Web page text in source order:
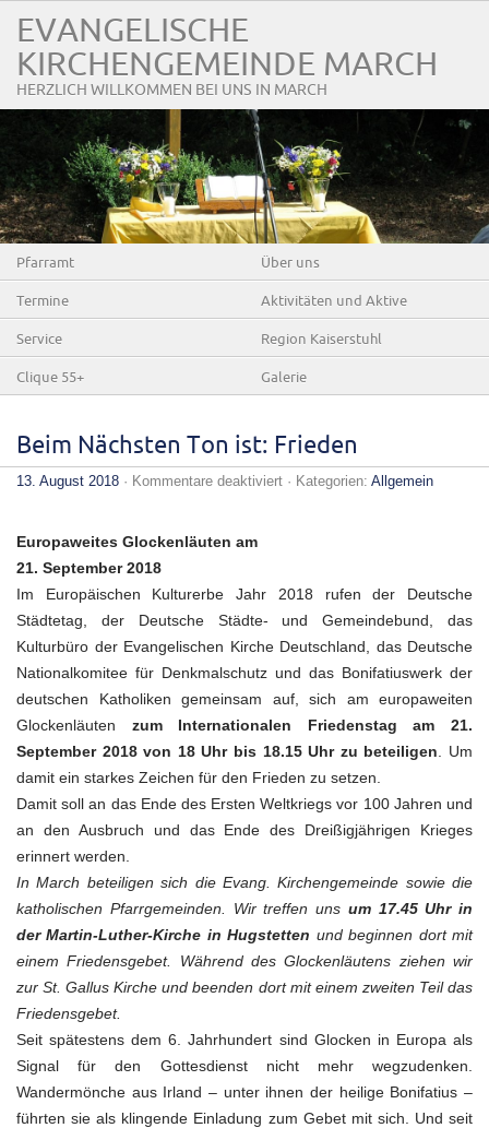
EVANGELISCHE
KIRCHENGEMEINDE MARCH
HERZLICH WILLKOMMEN BEI UNS IN MARCH
Pfarramt Über uns
Termine Aktivitäten und Aktive
Service Region Kaiserstuhl
Clique 55+ Galerie
Beim Nächsten Ton ist: Frieden
13. August 2018 · Kommentare deaktiviertfür· Kategorien: Allgemein
Europaweites Glockenläuten am
21. September 2018
Im Europäischen Kulturerbe Jahr 2018 rufen der Deutsche
Städtetag, der Deutsche Städte- und Gemeindebund, das
Kulturbüro der Evangelischen Kirche Deutschland, das Deutsche
Nationalkomitee für Denkmalschutz und das Bonifatiuswerk der
deutschen Katholiken gemeinsam auf, sich am europaweiten
Glockenläuten zum Internationalen Friedenstag am 21.
September 2018 von 18 Uhr bis 18.15 Uhr zu beteiligen . Um
damit ein starkes Zeichen für den Frieden zu setzen.
Damit soll an das Ende des Ersten Weltkriegs vor 100 Jahren und
an den Ausbruch und das Ende des Dreißigjährigen Krieges
erinnert werden.
In March beteiligen sich die Evang. Kirchengemeinde sowie die
katholischen Pfarrgemeinden. Wir treffen uns um 17.45 Uhr in
der Martin-Luther-Kirche in Hugstetten und beginnen dort mit
einem Friedensgebet. Während des Glockenläutens ziehen wir
zur St. Gallus Kirche und beenden dort mit einem zweiten Teil das
Friedensgebet.
Seit spätestens dem 6. Jahrhundert sind Glocken in Europa als
Signal für den Gottesdienst nicht mehr wegzudenken.
Wandermönche aus Irland – unter ihnen der heilige Bonifatius –
führten sie als klingende Einladung zum Gebet mit sich. Und seit